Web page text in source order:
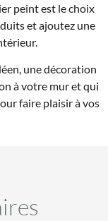
peint est le choix
et ajoutez une
une décoration
à votre mur et qui
faire plaisir à vos